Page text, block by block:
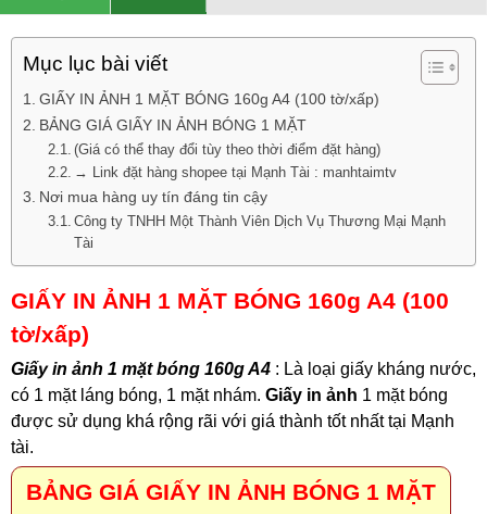
Mục lục bài viết
GIẤY IN ẢNH 1 MẶT BÓNG 160g A4 (100 tờ/xấp)
BẢNG GIÁ GIẤY IN ẢNH BÓNG 1 MẶT
(Giá có thể thay đổi tùy theo thời điểm đặt hàng)
→ Link đặt hàng shopee tại Mạnh Tài : manhtaimtv
Nơi mua hàng uy tín đáng tin cậy
Công ty TNHH Một Thành Viên Dịch Vụ Thương Mại Mạnh
Tài
GIẤY IN ẢNH 1 MẶT BÓNG 160g A4 (100
tờ/xấp)
Giấy in ảnh 1 mặt bóng 160g A4 : Là loại giấy kháng nước,
có 1 mặt láng bóng, 1 mặt nhám. Giấy in ảnh 1 mặt bóng
được sử dụng khá rộng rãi với giá thành tốt nhất tại Mạnh
tài.
BẢNG GIÁ GIẤY IN ẢNH BÓNG 1 MẶT